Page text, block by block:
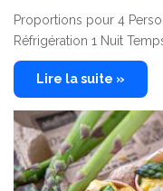
Proportions pour 4
Réfrigération 1 Nuit
Lire la suite »